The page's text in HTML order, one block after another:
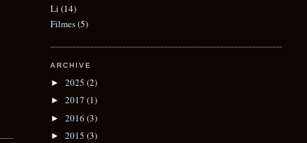
Li (14)
Filmes(5)
ARCHIVE
► 2025 (2)
► 2017 (1)
► 2016 (3)
► 2015 (3)